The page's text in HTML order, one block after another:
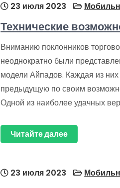
23 июля 2023
Технические
Вниманию поклонников
неоднократно были
модели Айпадов. Каждая из
предыдущую по своим
Одной из наиболее удачных
Читайте далее
23 июля 2023